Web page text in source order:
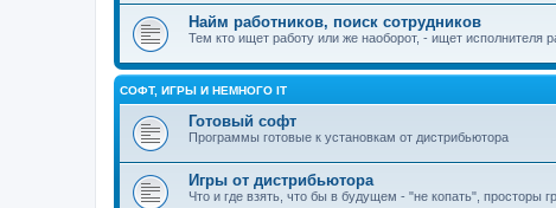
Найм работников, поиск сотрудников
Тем кто ищет работу или же наоборот, - ищет исполнителя
СОФТ, ИГРЫ И НЕМНОГО IT
Готовый софт
Программы готовые к установкам от дистрибьютора
Игры от дистрибьютора
Что и где взять, что бы в будущем - "не копать", просторы